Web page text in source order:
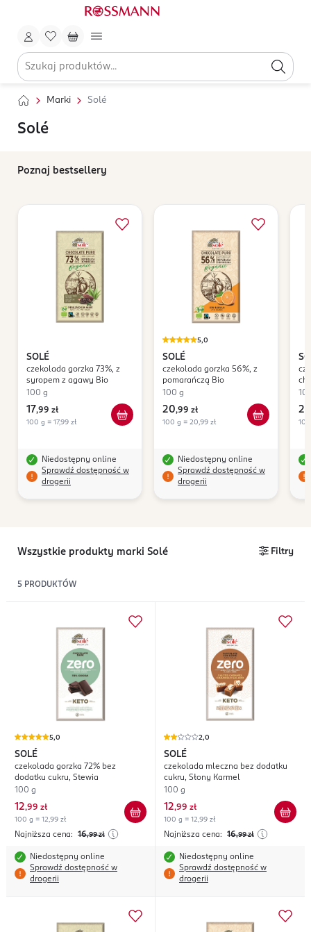
Marki Solé
Solé
Poznaj bestsellery
SOLÉ
czekolada gorzka 73%, z
syropem z agawy Bio
100 g
17,99 zł
100 g = 17,99 zł
Niedostępny online
Sprawdź dostępność w
drogerii
5,0
SOLÉ
czekolada gorzka 56%, z
pomarańczą Bio
100 g
20,99 zł
100 g = 20,99 zł
Niedostępny online
Sprawdź dostępność w
drogerii
20
Wszystkie produkty marki Solé Filtry
5 PRODUKTÓW
5,0
SOLÉ
czekolada gorzka 72% bez
dodatku cukru, Stewia
100 g
12,99 zł
100 g = 12,99 zł
Najniższa cena: 16,99 zł
Niedostępny online
Sprawdź dostępność w
drogerii
2,0
SOLÉ
czekolada mleczna bez dodatku
cukru, Słony Karmel
100 g
12,99 zł
100 g = 12,99 zł
Najniższa cena: 16,99 zł
Niedostępny online
Sprawdź dostępność w
drogerii